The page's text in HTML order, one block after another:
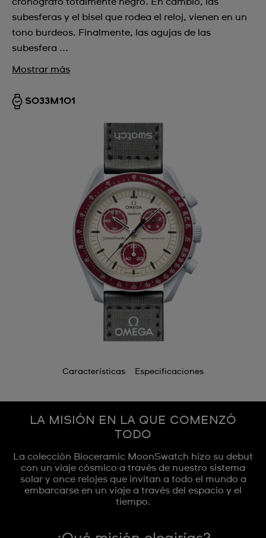
subesferas y el bisel que rodea el reloj, vienen en un
tono burdeos. Finalmente, las agujas de las
subesfera ...
Mostrar más
SO33M101
Características Especificaciones
LA MISIÓN EN LA QUE COMENZÓ
TODO
La colección Bioceramic MoonSwatch hizo su debut
con un viaje cósmico a través de nuestro sistema
solar y once relojes que invitan a todo el mundo a
embarcarse en un viaje a través del espacio y el
tiempo.